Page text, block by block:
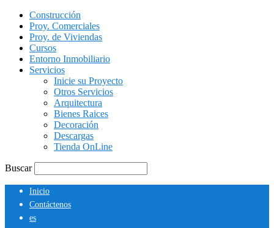
Construcción
Proy. Comerciales
Proy. de Viviendas
Cursos
Entorno Inmobiliario
Servicios
Inicie su Proyecto
Otros Servicios
Arquitectura
Bienes Raices
Decoración
Descargas
Tienda OnLine
Buscar
Inicio
Contáctenos
es